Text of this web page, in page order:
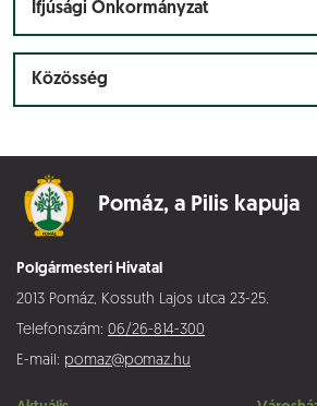
Ifjúsági Önkormányzat
Közösség
Pomáz, a Pilis kapuja
Polgármesteri Hivatal
2013 Pomáz, Kossuth Lajos utca 23-25.
Telefonszám: 06/26-814-300
E-mail: pomaz@pomaz.hu